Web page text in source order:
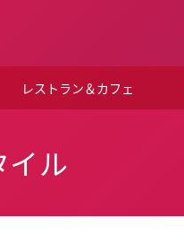
レストラン＆カフェ
イル